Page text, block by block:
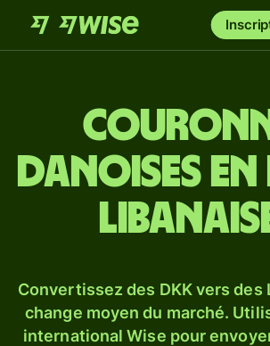
danoises
Convertissez des DKK vers des
change moyen du marché.
international Wise pour